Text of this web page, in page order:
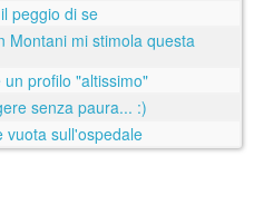
peggio di se
Montani mi stimola questa
profilo "altissimo"
senza paura... :)
vuota sull'ospedale